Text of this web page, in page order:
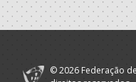
2021/22
Benfica
© 2026 Federação